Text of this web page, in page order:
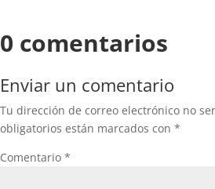
0 comentarios
Enviar un comentario
Tu dirección de correo electrónico no
obligatorios están marcados con *
Comentario *